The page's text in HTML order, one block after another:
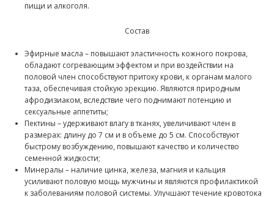
пищи и алкоголя.
Состав
Эфирные масла – повышают эластичность кожного покрова,
обладают согревающим эффектом и при воздействии на
половой член способствуют притоку крови, к органам малого
таза, обеспечивая стойкую эрекцию. Являются природным
афродизиаком, вследствие чего поднимают потенцию и
сексуальные аппетиты;
Пектины – удерживают влагу в тканях, увеличивают член в
размерах: длину до 7 см и в объеме до 5 см. Способствуют
быстрому возбуждению, повышают качество и количество
семенной жидкости;
Минералы – наличие цинка, железа, магния и кальция
усиливают половую мощь мужчины и являются профилактикой
к заболеваниям половой системы. Улучшают течение кровотока